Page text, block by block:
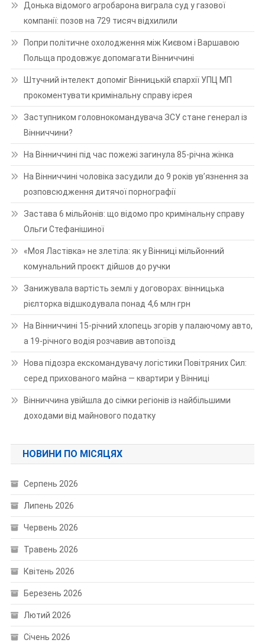
Донька відомого агробарона виграла суд у газової
компанії: позов на 729 тисяч відхилили
Попри політичне охолодження між Києвом і Варшавою
Польща продовжує допомагати Вінниччині
Штучний інтелект допоміг Вінницькій єпархії УПЦ МП
прокоментувати кримінальну справу ієрея
Заступником головнокомандувача ЗСУ стане генерал із
Вінниччини?
На Вінниччині під час пожежі загинула 85-річна жінка
На Вінниччині чоловіка засудили до 9 років ув’язнення за
розповсюдження дитячої порнографії
Застава 6 мільйонів: що відомо про кримінальну справу
Ольги Стефанішиної
«Моя Ластівка» не злетіла: як у Вінниці мільйонний
комунальний проєкт дійшов до ручки
Занижувала вартість землі у договорах: вінницька
рієлторка відшкодувала понад 4,6 млн грн
На Вінниччині 15-річний хлопець згорів у палаючому авто,
а 19-річного водія розчавив автопоїзд
Нова підозра екскомандувачу логістики Повітряних Сил:
серед прихованого майна — квартири у Вінниці
Вінниччина увійшла до сімки регіонів із найбільшими
доходами від майнового податку
НОВИНИ ПО МІСЯЦЯХ
Серпень 2026
Липень 2026
Червень 2026
Травень 2026
Квітень 2026
Березень 2026
Лютий 2026
Січень 2026